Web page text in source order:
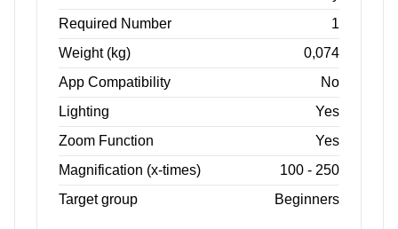
Required Number
1
Weight (kg)
0,074
App Compatibility
No
Lighting
Yes
Zoom Function
Yes
Magnification (x-times)
100 - 250
Target group
Beginners